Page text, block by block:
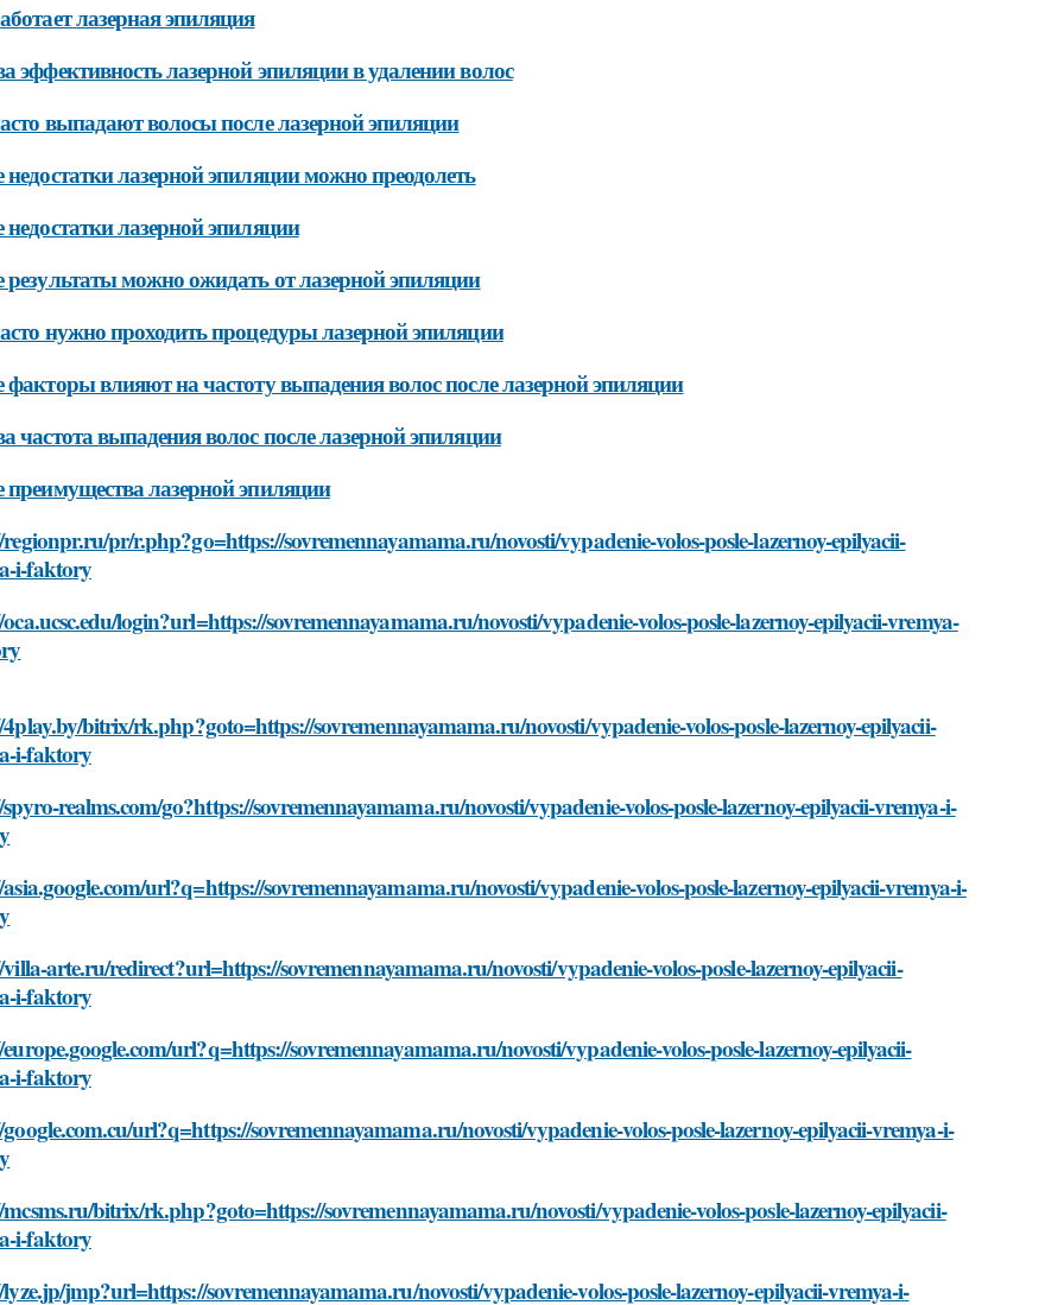
лазерная эпиляция
эффективность лазерной эпиляции в удалении волос
выпадают волосы после лазерной эпиляции
лазерной эпиляции можно преодолеть
лазерной эпиляции
можно ожидать от лазерной эпиляции
нужно проходить процедуры лазерной эпиляции
влияют на частоту выпадения волос после лазерной эпиляции
частота выпадения волос после лазерной эпиляции
лазерной эпиляции
pr/r.php?go=https://sovremennayamama.ru/novosti/vypadenie-volos-posle-lazernoy-epilyacii-
i-faktory
login?url=https://sovremennayamama.ru/novosti/vypadenie-volos-posle-lazernoy-epilyacii-vremya-
bitrix/rk.php?goto=https://sovremennayamama.ru/novosti/vypadenie-volos-posle-lazernoy-epilyacii-
i-faktory
realms.com/go?https://sovremennayamama.ru/novosti/vypadenie-volos-posle-lazernoy-epilyacii-vremya-i-
url?q=https://sovremennayamama.ru/novosti/vypadenie-volos-posle-lazernoy-epilyacii-vremya-i-
arte.ru/redirect?url=https://sovremennayamama.ru/novosti/vypadenie-volos-posle-lazernoy-epilyacii-
i-faktory
url?q=https://sovremennayamama.ru/novosti/vypadenie-volos-posle-lazernoy-epilyacii-
i-faktory
url?q=https://sovremennayamama.ru/novosti/vypadenie-volos-posle-lazernoy-epilyacii-vremya-i-
bitrix/rk.php?goto=https://sovremennayamama.ru/novosti/vypadenie-volos-posle-lazernoy-epilyacii-
i-faktory
jmp?url=https://sovremennayamama.ru/novosti/vypadenie-volos-posle-lazernoy-epilyacii-vremya-i-